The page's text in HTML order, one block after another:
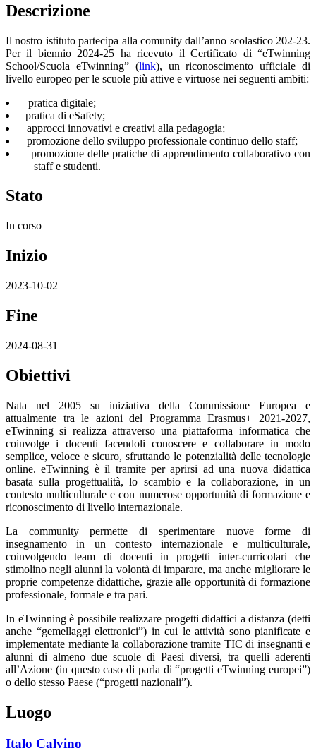
Descrizione
Il nostro istituto partecipa alla comunity dall’anno scolastico 202-23.
Per il biennio 2024-25 ha ricevuto il Certificato di “eTwinning
School/Scuola eTwinning” (link), un riconoscimento ufficiale di
livello europeo per le scuole più attive e virtuose nei seguenti ambiti:
pratica digitale;
pratica di eSafety;
approcci innovativi e creativi alla pedagogia;
promozione dello sviluppo professionale continuo dello staff;
promozione delle pratiche di apprendimento collaborativo con
staff e studenti.
Stato
In corso
Inizio
2023-10-02
Fine
2024-08-31
Obiettivi
Nata nel 2005 su iniziativa della Commissione Europea e
attualmente tra le azioni del Programma Erasmus+ 2021-2027,
eTwinning si realizza attraverso una piattaforma informatica che
coinvolge i docenti facendoli conoscere e collaborare in modo
semplice, veloce e sicuro, sfruttando le potenzialità delle tecnologie
online. eTwinning è il tramite per aprirsi ad una nuova didattica
basata sulla progettualità, lo scambio e la collaborazione, in un
contesto multiculturale e con numerose opportunità di formazione e
riconoscimento di livello internazionale.
La community permette di sperimentare nuove forme di
insegnamento in un contesto internazionale e multiculturale,
coinvolgendo team di docenti in progetti inter-curricolari che
stimolino negli alunni la volontà di imparare, ma anche migliorare le
proprie competenze didattiche, grazie alle opportunità di formazione
professionale, formale e tra pari.
In eTwinning è possibile realizzare progetti didattici a distanza (detti
anche “gemellaggi elettronici”) in cui le attività sono pianificate e
implementate mediante la collaborazione tramite TIC di insegnanti e
alunni di almeno due scuole di Paesi diversi, tra quelli aderenti
all’Azione (in questo caso di parla di “progetti eTwinning europei”)
o dello stesso Paese (“progetti nazionali”).
Luogo
Italo Calvino